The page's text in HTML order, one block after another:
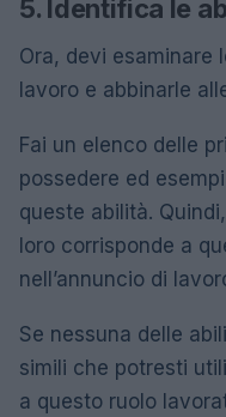
5. Identifica le
Ora, devi esaminare
lavoro e abbinarle
Fai un elenco delle
possedere ed
queste abilità.
loro corrisponde a
nell’annuncio di
Se nessuna delle
simili che potresti
a questo ruolo